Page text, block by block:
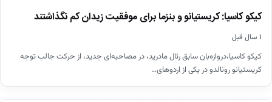
کیکو کاسیا: کریستیانو و بنزما برای موفقیت زیدان کم نگذاشتند
۱ سال قبل
کیکو کاسیا،دروازه‌بان سابق رئال مادرید، در مصاحبه‌ای جدید، از حرکت جالب توجه
کریستیانو رونالدو در یکی از اردوهای…